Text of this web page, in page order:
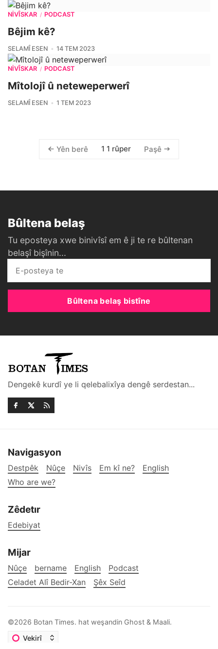
NIVÎSKAR / PODCAST
Bêjim kê?
SELAMÎ ESEN 14 TEM 2023
NIVÎSKAR / PODCAST
Mîtolojî û neteweperwerî
SELAMÎ ESEN 1 TEM 2023
Yên berê 1 1 rûper Paşê
Bûltena belaş
Tu eposteya xwe binivîsî em ê ji te re bûltenan
belaşî bişînin...
Bûltena belaş bistîne
Dengekê kurdî ye li qelebalixîya dengê serdestan...
Navigasyon
Destpêk Nûçe Nivîs Em kî ne?
English
Who are we?
Zêdetır
Edebiyat
Mijar
Nûçe bername English
Podcast
Celadet Alî Bedir-Xan
Şêx Seîd
©2026 Botan Times. hat weşandin Ghost & Maali.